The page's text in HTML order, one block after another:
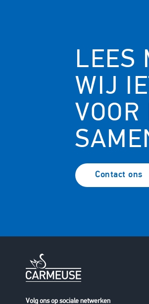
LEES
WIJ
VOOR
Contact ons
Volg ons op sociale netwerken